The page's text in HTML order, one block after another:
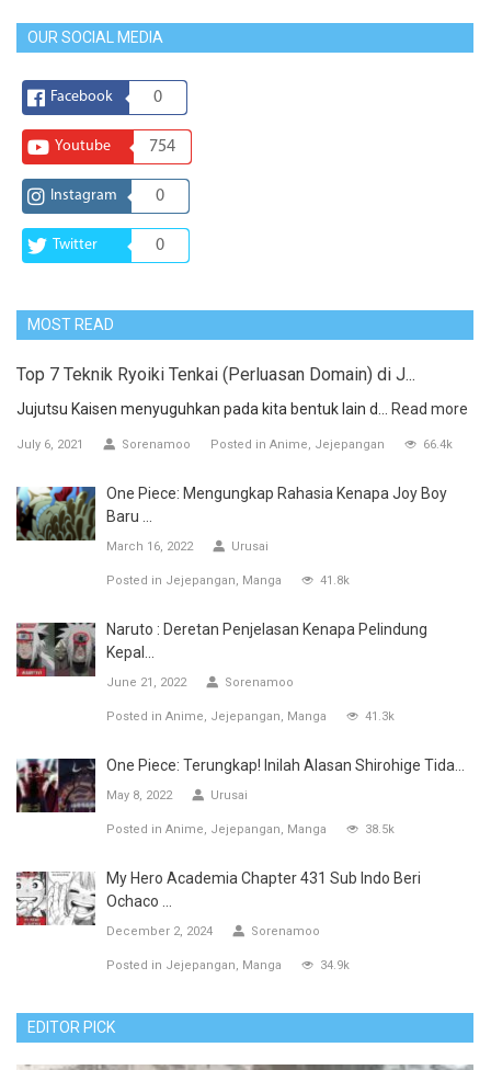
OUR SOCIAL MEDIA
Facebook 0
Youtube 754
Instagram 0
Twitter 0
MOST READ
Top 7 Teknik Ryoiki Tenkai (Perluasan Domain) di J...
Jujutsu Kaisen menyuguhkan pada kita bentuk lain d... Read more
July 6, 2021 Sorenamoo Posted in Anime Jejepangan 66.4k
One Piece: Mengungkap Rahasia Kenapa Joy Boy
Baru ...
March 16, 2022 Urusai
Posted in Jejepangan Manga 41.8k
Naruto : Deretan Penjelasan Kenapa Pelindung
Kepal...
June 21, 2022 Sorenamoo
Posted in Anime Jejepangan Manga 41.3k
One Piece: Terungkap! Inilah Alasan Shirohige Tida...
May 8, 2022 Urusai
Posted in Anime Jejepangan Manga 38.5k
My Hero Academia Chapter 431 Sub Indo Beri
Ochaco ...
December 2, 2024 Sorenamoo
Posted in Jejepangan Manga 34.9k
EDITOR PICK